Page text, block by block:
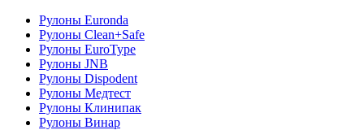
Рулоны Euronda
Рулоны Clean+Safe
Рулоны EuroType
Рулоны JNB
Рулоны Dispodent
Рулоны Медтест
Рулоны Клинипак
Рулоны Винар